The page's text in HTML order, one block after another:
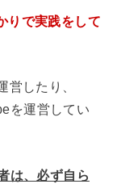
りで実践をして
営したり、
を運営してい
は、必ず自ら